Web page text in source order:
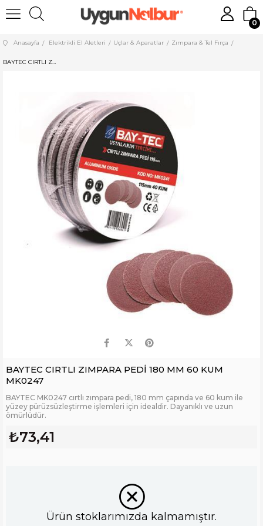
0
Anasayfa Elektrikli El Aletleri Uçlar & Aparatlar Zımpara & Tel Fırça
BAYTEC CIRTLI ZIMPARA PEDİ 180 MM 60 KUM MK0247
BAYTEC CIRTLI ZIMPARA PEDİ 180 MM 60 KUM
MK0247
BAYTEC MK0247 cırtlı zımpara pedi, 180 mm çapında ve 60 kum ile
yüzey pürüzsüzleştirme işlemleri için idealdir. Dayanıklı ve uzun
ömürlüdür.
₺73,41
Ürün stoklarımızda kalmamıştır.